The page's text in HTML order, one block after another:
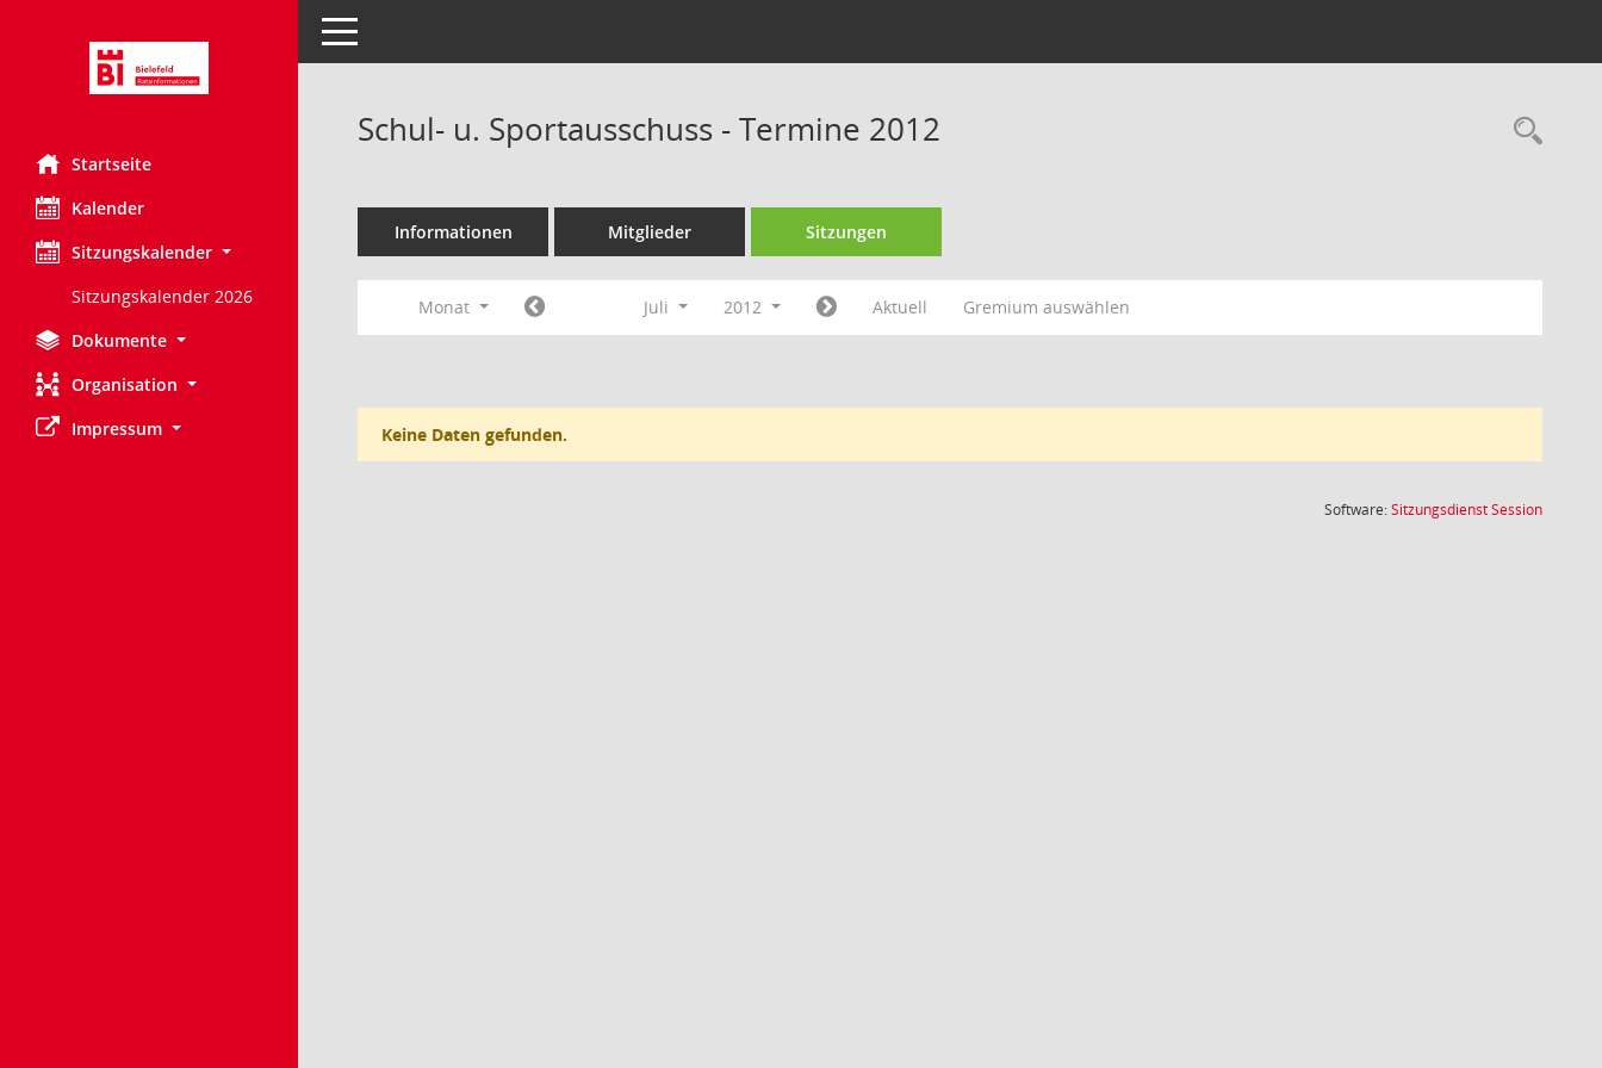
Startseite
Kalender
Sitzungskalender
Sitzungskalender 2026
Dokumente
Organisation
Impressum
Toggle navigation
Schul- u. Sportausschuss - Termine 2012
Informationen Mitglieder Sitzungen
Monat Juli 2012 Aktuell Gremium auswählen
Keine Daten gefunden.
Software:SitzungsdienstSession(Wird in